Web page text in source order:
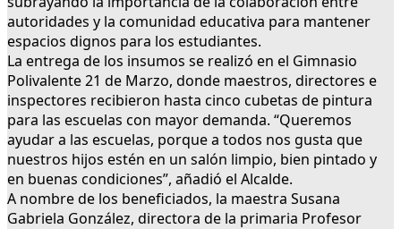
autoridades y la comunidad educativa para mantener
espacios dignos para los estudiantes.
La entrega de los insumos se realizó en el Gimnasio
Polivalente 21 de Marzo, donde maestros, directores e
inspectores recibieron hasta cinco cubetas de pintura
para las escuelas con mayor demanda. “Queremos
ayudar a las escuelas, porque a todos nos gusta que
nuestros hijos estén en un salón limpio, bien pintado y
en buenas condiciones”, añadió el Alcalde.
A nombre de los beneficiados, la maestra Susana
Gabriela González, directora de la primaria Profesor